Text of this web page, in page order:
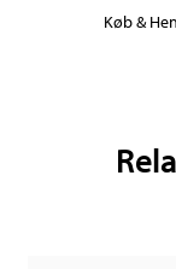
Køb &